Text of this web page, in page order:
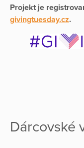
Projekt je
givingtuesday.cz.
Dárcovské